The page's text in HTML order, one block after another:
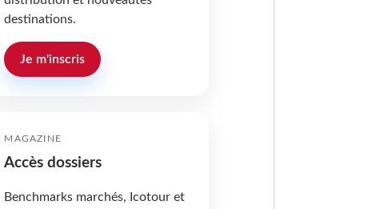
destinations.
Je m'inscris
MAGAZINE
Accès dossiers
Benchmarks marchés, Icotour et